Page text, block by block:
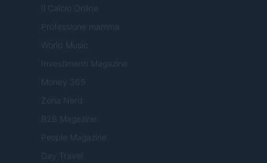
Il Calcio Online
Professione mamma
World Music
Investimenti Magazine
Money 365
Zona Nerd
B2B Magazine
People Magazine
Day Travel